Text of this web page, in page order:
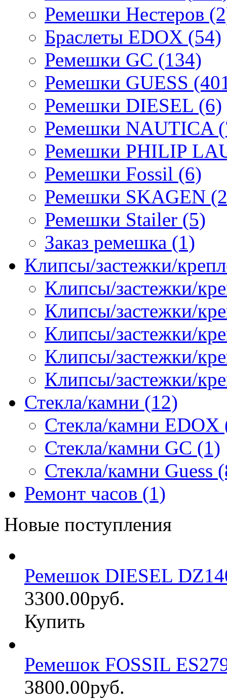
Ремешки Нестеров
Браслеты EDOX (54)
Ремешки GC (134)
Ремешки GUESS
Ремешки DIESEL (6)
Ремешки NAUTICA
Ремешки PHILIP
Ремешки Fossil (6)
Ремешки SKAGEN
Ремешки Stailer (5)
Заказ ремешка (1)
Клипсы/застежки/
Клипсы/застежки/
Клипсы/застежки/
Клипсы/застежки/
Клипсы/застежки/
Клипсы/застежки/
Стекла/камни (12)
Стекла/камни EDOX
Стекла/камни GC (1)
Стекла/камни Guess
Ремонт часов (1)
Новые поступления
Ремешок DIESEL
3300.00руб.
Купить
Ремешок FOSSIL
3800.00руб.